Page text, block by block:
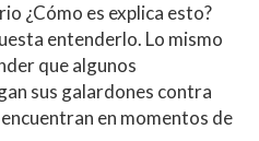
¿Cómo es explica esto?
entenderlo. Lo mismo
que algunos
sus galardones contra
en momentos de